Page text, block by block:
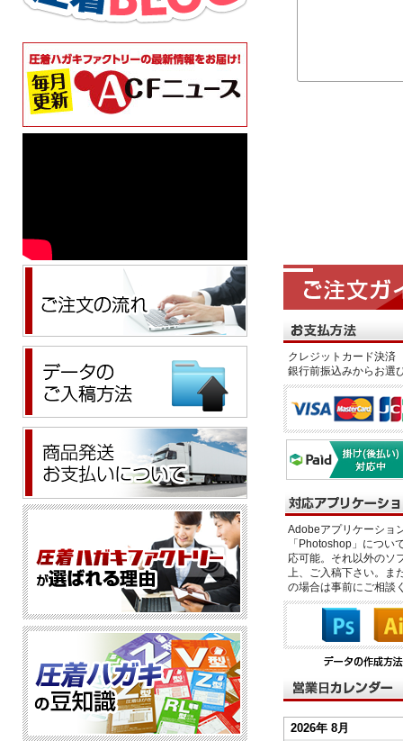
クレジットカード決
銀行前振込みからお選
Adobeアプリケーショ
「Photoshop」につい
応可能。それ以外のソ
上、ご入稿下さい。ま
の場合は事前にご相談
2026年 8月